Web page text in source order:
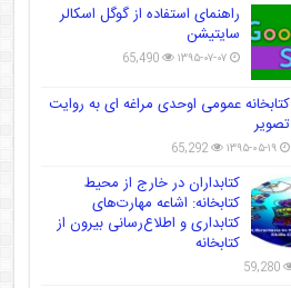
راهنمای استفاده از گوگل اسکالر
سایتیشن
۱۳۹۵-۰۷-۰۷ 65,490
کتابخانه عمومی اوحدی مراغه ای به روایت
تصویر
۱۳۹۵-۰۵-۱۹ 65,292
کتابداران در خارج از محیط
کتابخانه: اشاعه مهارت‌های
کتابداری و اطلاع‌رسانی بیرون از
کتابخانه
59,280